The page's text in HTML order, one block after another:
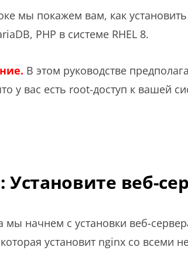
мы покажем вам, как установить
PHP в системе RHEL 8.
В этом руководстве
у вас есть root-доступ к вашей
Установите веб-
мы начнем с установки веб-
установит nginx со всеми